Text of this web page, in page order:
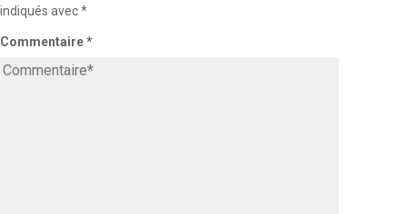
indiqués avec*
Commentaire*